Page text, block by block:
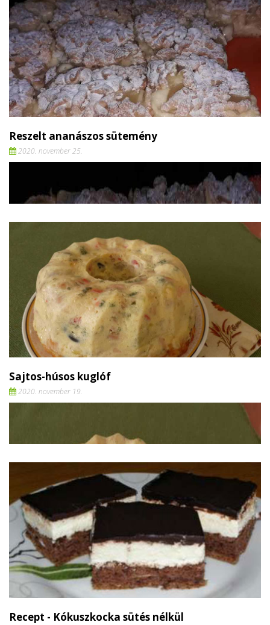
Reszelt ananászos sütemény
2020. november 25.
Sajtos-húsos kuglóf
2020. november 19.
Recept - Kókuszkocka sütés nélkül